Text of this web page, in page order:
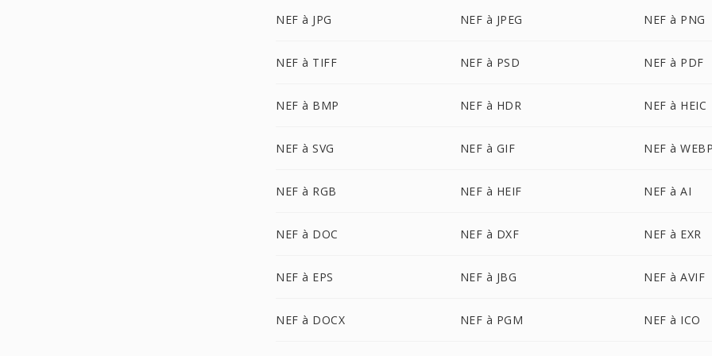
NEF à JPG NEF à JPEG NEF à PNG
NEF à TIFF NEF à PSD NEF à PDF
NEF à BMP NEF à HDR NEF à HEIC
NEF à SVG NEF à GIF NEF à
NEF à RGB NEF à HEIF NEF à AI
NEF à DOC NEF à DXF NEF à EXR
NEF à EPS NEF à JBG NEF à AVIF
NEF à DOCX NEF à PGM NEF à ICO